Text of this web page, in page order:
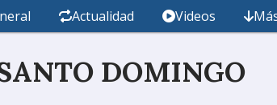
DOMINGO
Actualidad Videos